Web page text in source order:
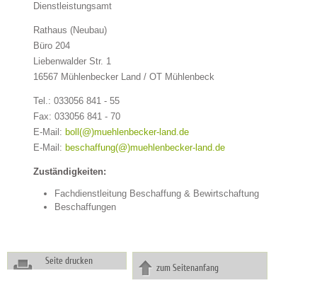
Dienstleistungsamt
Rathaus (Neubau)
Büro 204
Liebenwalder Str. 1
16567 Mühlenbecker Land / OT Mühlenbeck
Tel.: 033056 841 - 55
Fax: 033056 841 - 70
E-Mail: boll(@)muehlenbecker-land.de
E-Mail: beschaffung(@)muehlenbecker-land.de
Zuständigkeiten:
Fachdienstleitung Beschaffung & Bewirtschaftung
Beschaffungen
Seite drucken
zum Seitenanfang